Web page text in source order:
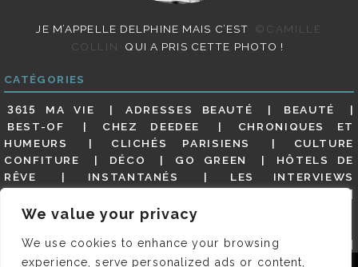
We value your privacy
We use cookies to enhance your browsing
experience, serve personalized ads or content,
JE M’APPELLE DELPHINE MAIS C’EST
©CAMILLE
COLLIN
QUI A PRIS CETTE PHOTO !
CATÉGORIES
3615 MA VIE ADRESSES BEAUTÉ
BEAUTÉ
BEST-OF
CHEZ DEEDEE
CHRONIQUES ET
HUMEURS
CLICHÉS PARISIENS
CULTURE
CONFITURE
DÉCO GO GREEN
HÔTELS DE
RÊVE
INSTANTANÉS
LES INTERVIEWS
MES ADRESSES
MODE NON CLASSÉ
GUIDE
PARIS EN PHOTOS
RESTAURANTS
REVUE DE PRESSE DÉTAILLÉE, SIOU PLAIT